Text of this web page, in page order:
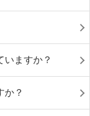
いますか？
か？